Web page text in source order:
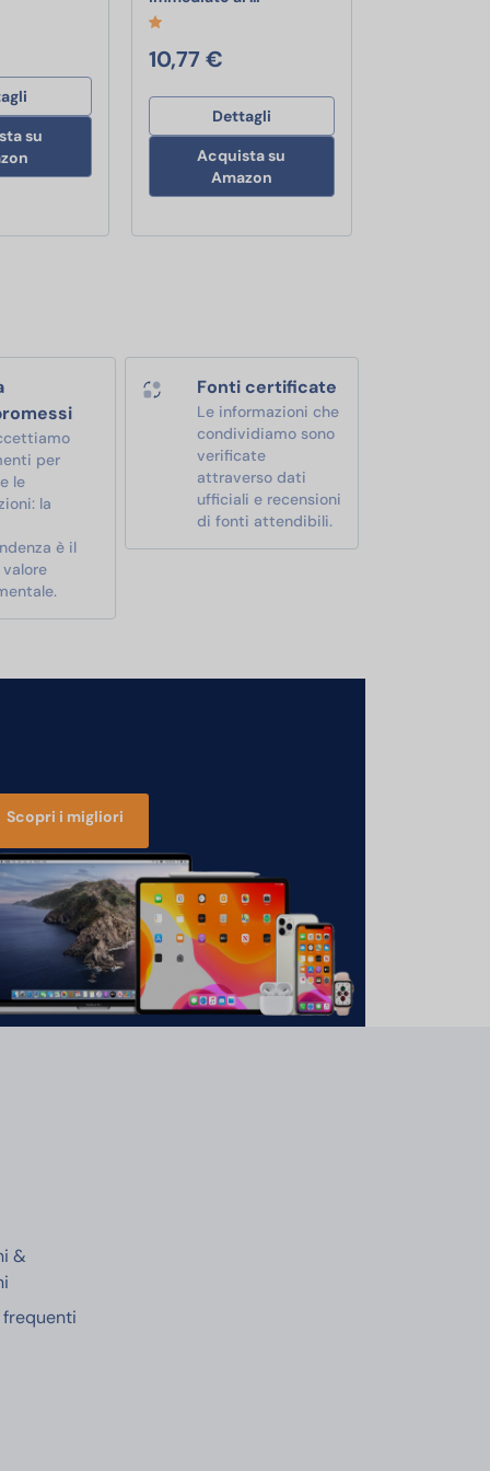
5 x 7 cm in TNT
su
10,77 €
Dettagli
Acquista su
Amazon
per
le
la
è il
Fonti certificate
Le informazioni che
condividiamo sono
verificate
attraverso dati
ufficiali e recensioni
di fonti attendibili.
Scopri i migliori
&
frequenti